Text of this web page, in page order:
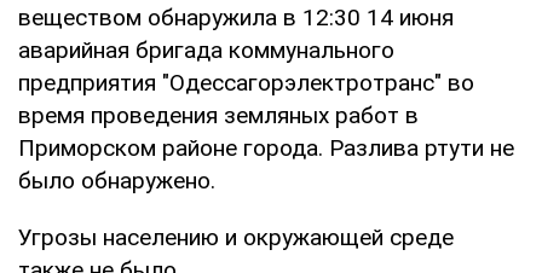
веществом обнаружила в 12:30 14 июня
аварийная бригада коммунального
предприятия "Одессагорэлектротранс" во
время проведения земляных работ в
Приморском районе города. Разлива ртути не
было обнаружено.
Угрозы населению и окружающей среде